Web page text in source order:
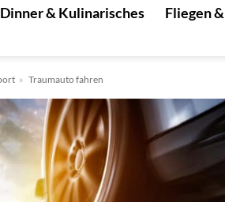
Dinner & Kulinarisches Fliegen
» Traumauto fahren